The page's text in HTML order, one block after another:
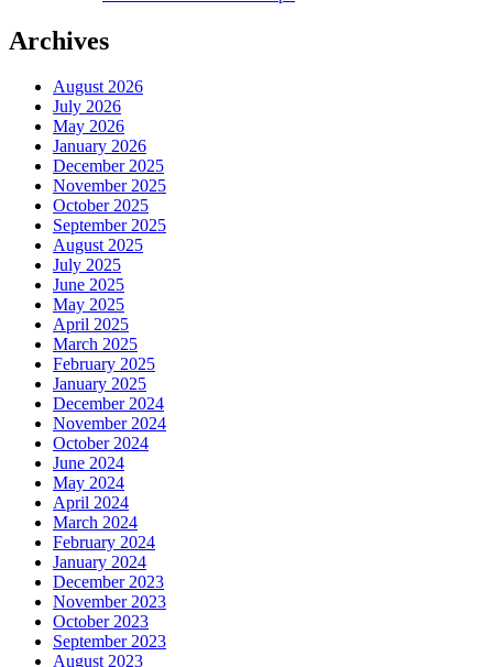
Archives
August 2026
July 2026
May 2026
January 2026
December 2025
November 2025
October 2025
September 2025
August 2025
July 2025
June 2025
May 2025
April 2025
March 2025
February 2025
January 2025
December 2024
November 2024
October 2024
June 2024
May 2024
April 2024
March 2024
February 2024
January 2024
December 2023
November 2023
October 2023
September 2023
August 2023